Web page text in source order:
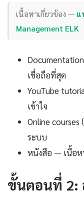
เนื้อหาเกี่ยวข้อง — แ
Management ELK
เชื่อถือที่สุด
YouTube
เข้าใจ
Online courses
ระบบ
หนังสือ — เนื้อห
ขั้นตอนที่ 2: